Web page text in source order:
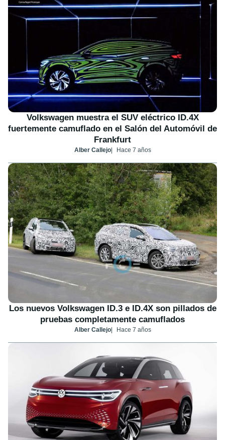
Volkswagen muestra el SUV eléctrico ID.4X
fuertemente camuflado en el Salón del Automóvil de
Frankfurt
Alber Callejo Hace 7 años
Los nuevos Volkswagen ID.3 e ID.4X son pillados de
pruebas completamente camuflados
Alber Callejo Hace 7 años